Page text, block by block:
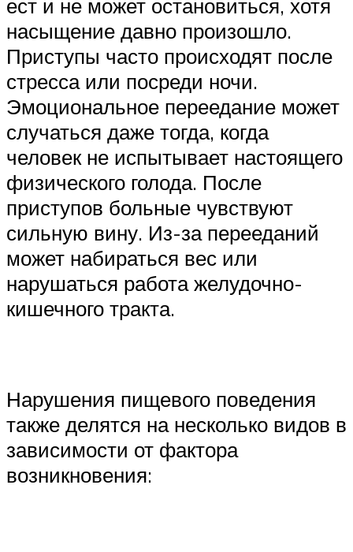
ест и не может остановиться, хотя
насыщение давно произошло.
Приступы часто происходят после
стресса или посреди ночи.
Эмоциональное переедание может
случаться даже тогда, когда
человек не испытывает настоящего
физического голода. После
приступов больные чувствуют
сильную вину. Из-за перееданий
может набираться вес или
нарушаться работа желудочно-
кишечного тракта.
Нарушения пищевого поведения
также делятся на несколько видов в
зависимости от фактора
возникновения: